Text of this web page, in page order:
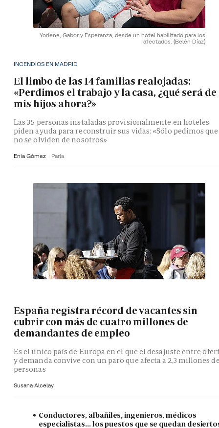
Yorlene, Gabor y Esperanza, desde un hotel habilitado para los
afectados. (Belén Díaz)
INCENDIOS EN MADRID
El limbo de las 14 familias realojadas:
«Perdimos el trabajo y la casa, ¿qué será de
mis hijos ahora?»
Las 35 personas instaladas provisionalmente en hoteles
piden ayuda para reconstruir sus vidas: «Sólo pedimos que
no se olviden de nosotros»
Enia Gómez Parla
España registra récord de vacantes sin
cubrir con más de cuatro millones de
demandantes de empleo
Es el único país de Europa en el que el desajuste entre
y demanda convive con un paro que afecta a 2,3 millones
personas
Susana Alcelay
Conductores, albañiles, ingenieros, médicos
especialistas... los puestos que se quedan